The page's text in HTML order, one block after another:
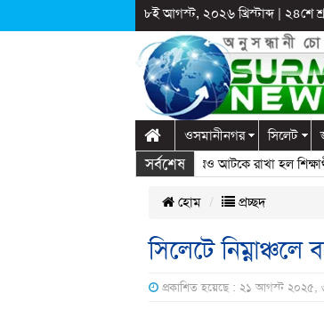
৮ই আগস্ট, ২০২৬ খ্রিস্টাব্দ| ২৪শে
ওসমানীনগর সিলেট
সর্বশেষ
স্কুলে দুপ্রক’র অনুষ্ঠান: ছুটির পরও আটকে রাখা হল
হোম প্রচ্ছদ
সিলেটে নিম্নাঞ্চলে
প্রকাশিত হয়েছে : ২১ আগস্ট ২০২৫,